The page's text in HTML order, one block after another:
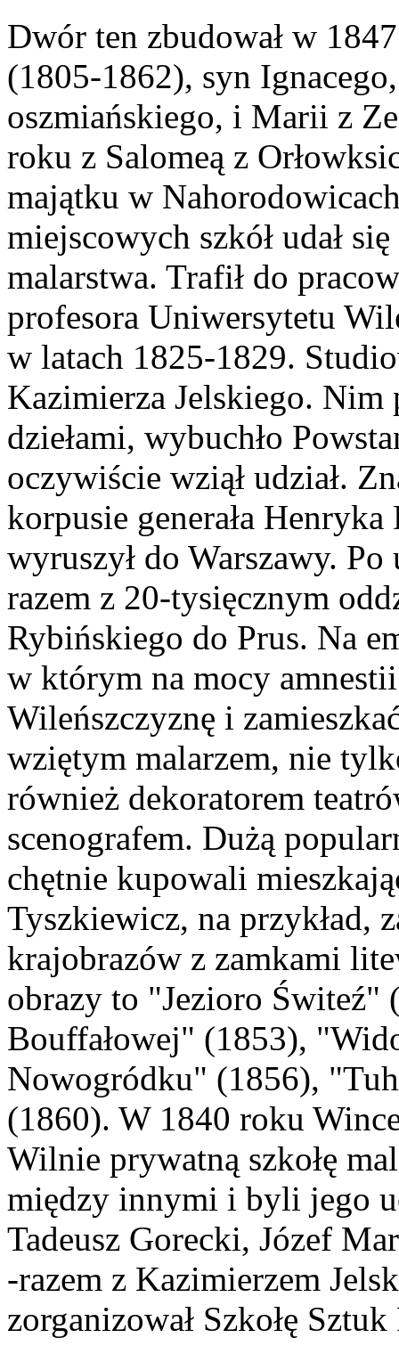
Dwór ten zbudował w
(1805-1862), syn
oszmiańskiego, i Marii z
roku z Salomeą z
majątku w
miejscowych szkół udał
malarstwa. Trafił do
profesora Uniwersytetu
w latach 1825-1829.
Kazimierza Jelskiego. Nim
dziełami, wybuchło
oczywiście wziął udział.
korpusie generała
wyruszył do Warszawy. Po
razem z 20-tysięcznym
Rybińskiego do Prus. Na
w którym na mocy
Wileńszczyznę i
wziętym malarzem, nie
również dekoratorem
scenografem. Dużą
chętnie kupowali
Tyszkiewicz, na przykład,
krajobrazów z zamkami
obrazy to "Jezioro Świteź"
Bouffałowej" (1853),
Nowogródku" (1856),
(1860). W 1840 roku
Wilnie prywatną szkołę
między innymi i byli jego
Tadeusz Gorecki, Józef
-razem z Kazimierzem
zorganizował Szkołę